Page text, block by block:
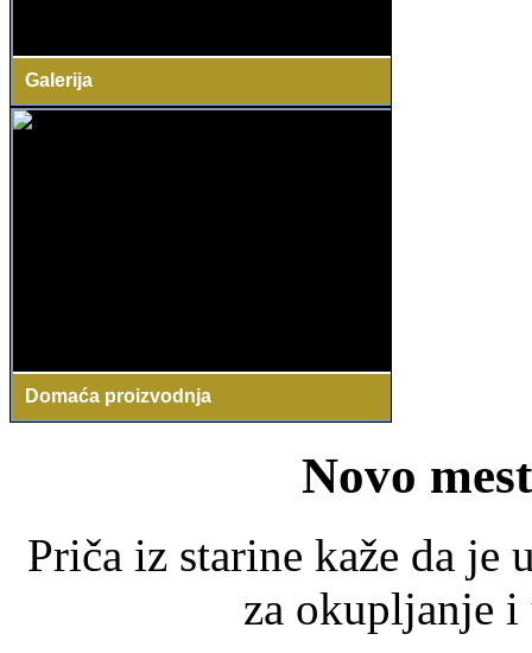
Galerija
Ovde možete pogledati slike restorana i jela.
Uživajte!
Domaća proizvodnja
Sva jela koja spremamo, prave se od domaćih
Novo
Priča iz starine kaže da je
za okupljanje i